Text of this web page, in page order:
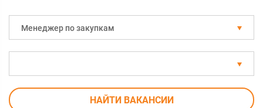
Менеджер по закупкам
НАЙТИ ВАКАНСИИ